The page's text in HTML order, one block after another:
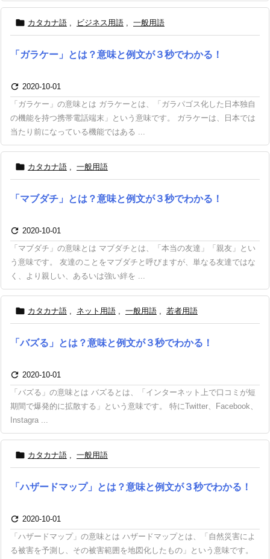
 カタカナ語 , ビジネス用語 , 一般用語
「ガラケー」とは？意味と例文が３秒でわかる！
 2020-10-01
「ガラケー」の意味とは ガラケーとは、「ガラパゴス化した日本独自
の機能を持つ携帯電話端末」という意味です。 ガラケーは、日本では
当たり前になっている機能ではある ...
 カタカナ語 , 一般用語
「マブダチ」とは？意味と例文が３秒でわかる！
 2020-10-01
「マブダチ」の意味とは マブダチとは、「本当の友達」「親友」とい
う意味です。 友達のことをマブダチと呼びますが、単なる友達ではな
く、より親しい、あるいは強い絆を ...
 カタカナ語 , ネット用語 , 一般用語 , 若者用語
「バズる」とは？意味と例文が３秒でわかる！
 2020-10-01
「バズる」の意味とは バズるとは、「インターネット上で口コミが短
期間で爆発的に拡散する」という意味です。 特にTwitter、Facebook、
Instagra ...
 カタカナ語 , 一般用語
「ハザードマップ」とは？意味と例文が３秒でわかる！
 2020-10-01
「ハザードマップ」の意味とは ハザードマップとは、「自然災害によ
る被害を予測し、その被害範囲を地図化したもの」という意味です。